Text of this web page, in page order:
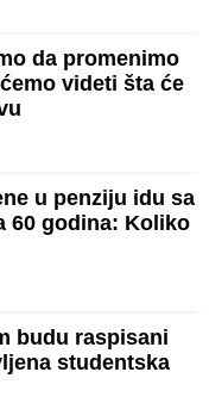
da promenimo
videti šta će
u penziju idu sa
60 godina: Koliko
budu raspisani
studentska